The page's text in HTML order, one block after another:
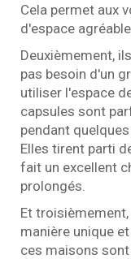
Cela permet aux
d'espace
Deuxièmement,
pas besoin d'un
utiliser l'espace
capsules sont
pendant
Elles tirent parti
fait un excellent
prolongés.
Et
manière unique
ces maisons